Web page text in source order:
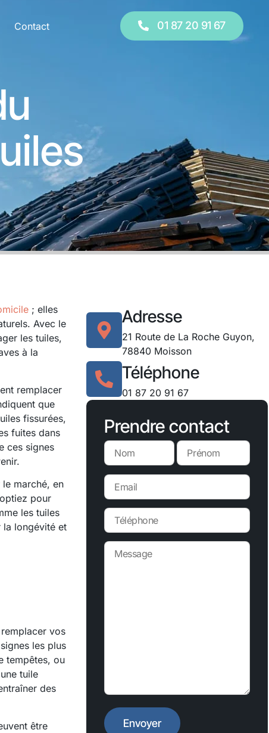
Contact 01 87 20 91 67
; elles
Avec le
les tuiles,
à la
remplacer
que
fissurées,
fuites dans
ces signes
marché, en
pour
les tuiles
la longévité et
vos
les plus
tempêtes, ou
tuile
des
être
Adresse
21 Route de La Roche Guyon,
78840 Moisson
Téléphone
01 87 20 91 67
Prendre contact